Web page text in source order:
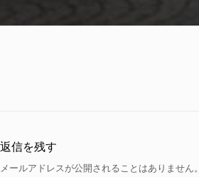
返信を残す
メールアドレスが公開されることはありません。